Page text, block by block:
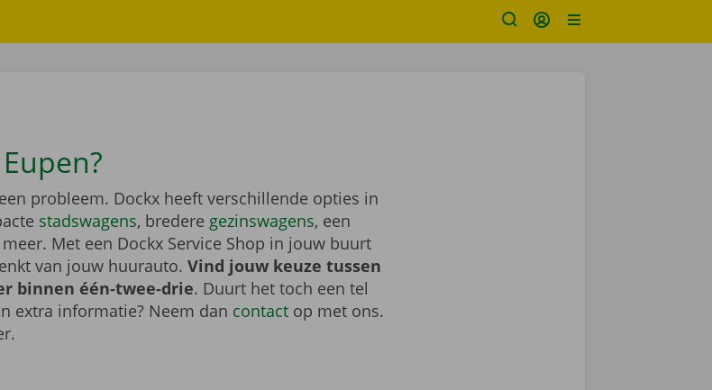
probleem. Dockx heeft verschillende opties in
stadswagens, bredere gezinswagens, een
Met een Dockx Service Shop in jouw buurt
van jouw huurauto. Vind jouw keuze tussen
binnen één-twee-drie. Duurt het toch een tel
extra informatie? Neem dan contactop met ons.